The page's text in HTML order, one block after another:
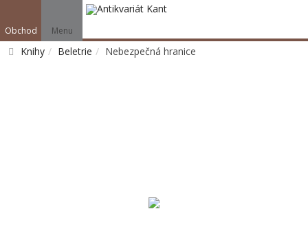
Obchod Menu
Knihy Beletrie Nebezpečná hranice